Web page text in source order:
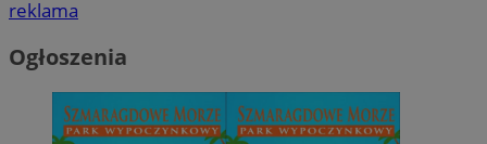
reklama
Ogłoszenia